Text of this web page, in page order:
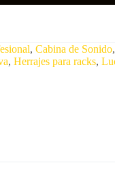
, Cabina de Sonido,
, Herrajes para racks,